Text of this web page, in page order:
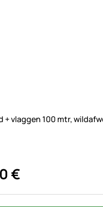
+ vlaggen 100 mtr,
€